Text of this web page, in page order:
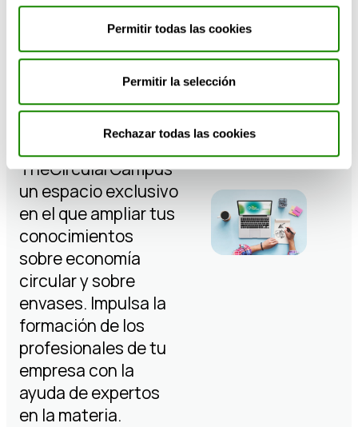
Permitir todas las cookies
Permitir la selección
Rechazar todas las cookies
en
economía
circular
TheCircularCampus
un espacio exclusivo
en el que ampliar tus
conocimientos
sobre economía
circular y sobre
envases. Impulsa la
formación de los
profesionales de tu
empresa con la
ayuda de expertos
en la materia.